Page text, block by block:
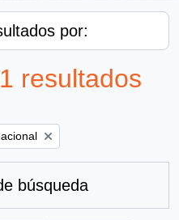
por:
resultados
búsqueda